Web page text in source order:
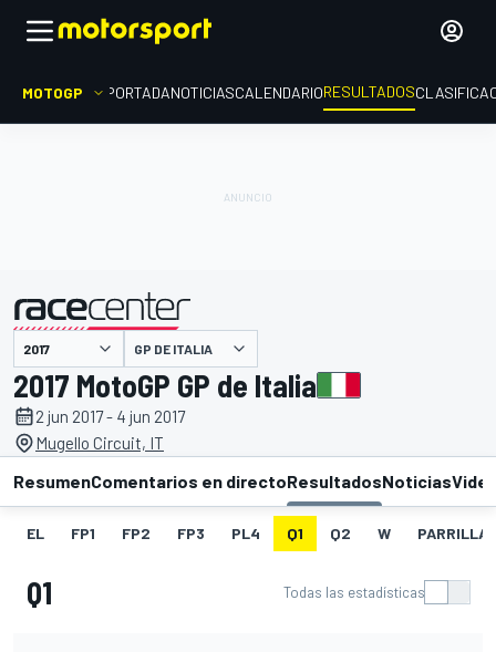
MOTOGP PORTADANOTICIASCALENDARIORESULTADOS
presentado por GP DE ITALIA
2017 MotoGP GP de Italia
2 jun 2017 - 4 jun 2017
Mugello Circuit, IT
ResumenComentarios en directoResultadosNoticias
EL FP1 FP2 FP3 PL4 Q1 Q2 W PARRILLA
Q1 Todas las estadísticas